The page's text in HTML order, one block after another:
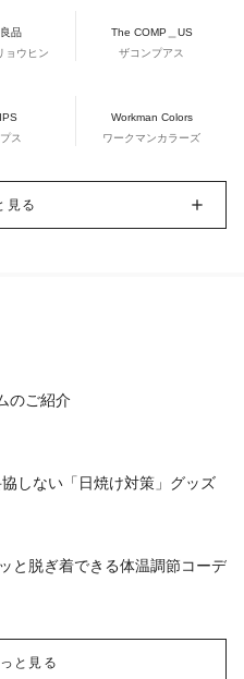
品
ョウヒン
The COMP＿US
ザコンプアス
ス
Workman Colors
ワークマンカラーズ
見る
のご紹介
しない「日焼け対策」グッズ
と脱ぎ着できる体温調節コーデ
と見る